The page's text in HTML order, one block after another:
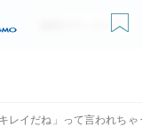
無料ダウンロード
キレイだね」って言われち